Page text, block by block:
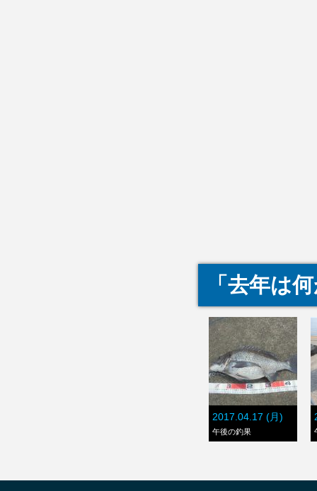
「去年は
2017.04.17 (月)
午後の釣果